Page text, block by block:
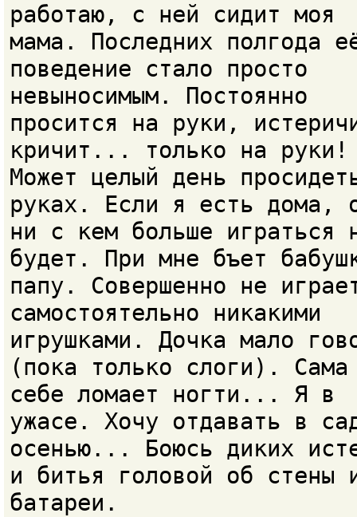
работаю, с ней сидит моя
мама. Последних полгода
поведение стало просто
невыносимым. Постоянно
просится на руки,
кричит... только на руки!
Может целый день
руках. Если я есть дома,
ни с кем больше играться
будет. При мне бъет
папу. Совершенно не
самостоятельно никакими
игрушками. Дочка мало
(пока только слоги). Сама
себе ломает ногти... Я в
ужасе. Хочу отдавать в
осенью... Боюсь диких
и битья головой об стены
батареи.